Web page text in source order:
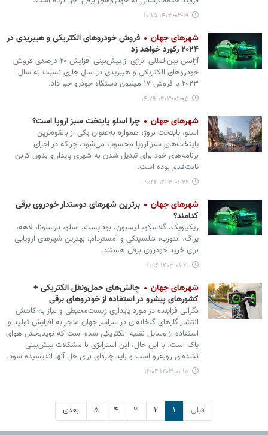
۱۴۰۳-۰۲-۱۹ ۱۰:۱۵
شهرهای جهان
فروش خودروهای الکتریکی و هیبریدی در
۲۰۲۴ رکورد خواهد زد
آژانس بین‌المللی انرژی از پیش‌بینی افزایش ۲۰ درصدی فروش
خودروهای الکتریکی و هیبریدی در سال جاری نسبت به سال
۲۰۲۳ با فروش ۱۷ میلیون دستگاه خودرو خبر داد.
۱۴۰۳-۰۲-۰۵ ۱۴:۲۹
شهرهای جهان چرا اسلو پایتخت سبز اروپا است؟
اسلو، پایتخت نروژ، همواره به‌عنوان یکی از بالقوه‌ترین
پایتخت‌های سبز اروپا محسوب می‌شود، چراکه در اجرای
برنامه‌های خود برای تبدیل شدن به شهری پایدار و بدون کربن
ثابت‌قدم بوده است.
۱۴۰۳-۰۱-۲۲ ۰۹:۴۴
شهرهای جهان
برترین شهرهای دوستدار خودروی برقی
کدامند؟
ریکیاویک، گلاسکو، لیسبون، بوداپست، اسلو، بارسلونا، لاهه،
پراگ، آنتورپ، هلسینکی و آمستردام، بهترین شهرهای اروپایی
برای خرید خودروی برقی هستند.
۱۴۰۳-۰۱-۲۰ ۱۱:۱۶
شهرهای جهان
چالش‌های حمل‌ونقل الکتریکی +
کشورهای پیشرو در استفاده از خودروهای برقی
نگرانی فزاینده در مورد پایداری زیست‌محیطی و نیاز به کاهش
انتشار گازهای گلخانه‌ای در سراسر جهان منجر به افزایش تولید و
استفاده از وسایل نقلیه الکتریکی شده است که نویدبخش هوای
پاک است. با این حال، این استراتژی با مشکلات پیش‌بینی
نشده‌ای روبه‌رو است و باید چاره‌ای برای حل آنها اندیشیده شود.
۱۴۰۳-۰۱-۱۸ ۱۶:۰۴
قبلی ۱ ۲ ۳ ۴ ۵ بعدی